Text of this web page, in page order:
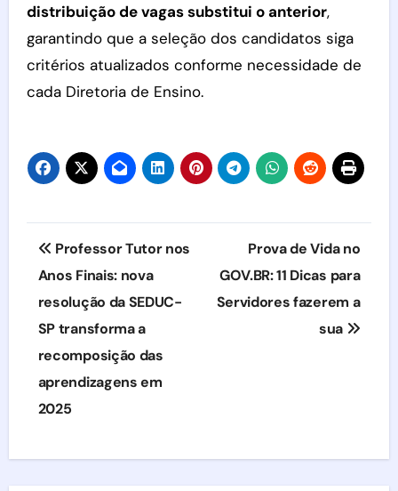
distribuição de vagas substitui o anterior,
garantindo que a seleção dos candidatos siga
critérios atualizados conforme necessidade de
cada Diretoria de Ensino.
Navegação
de
Post
Professor Tutor nos
Anos Finais: nova
resolução da SEDUC-
SP transforma a
recomposição das
aprendizagens em
2025
Prova de Vida no
GOV.BR: 11 Dicas para
Servidores fazerem a
sua